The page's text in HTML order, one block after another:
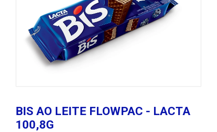
BIS AO LEITE FLOWPAC - LACTA
100,8G